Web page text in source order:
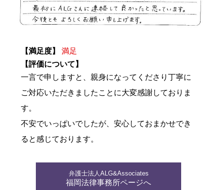
【満足度】
満足
【評価について】
一言で申しますと、親身になってくださり丁寧に
ご対応いただきましたことに大変感謝しておりま
す。
不安でいっぱいでしたが、安心しておまかせでき
ると感じております。
弁護士法人ALG&Associates
福岡法律事務所ページへ